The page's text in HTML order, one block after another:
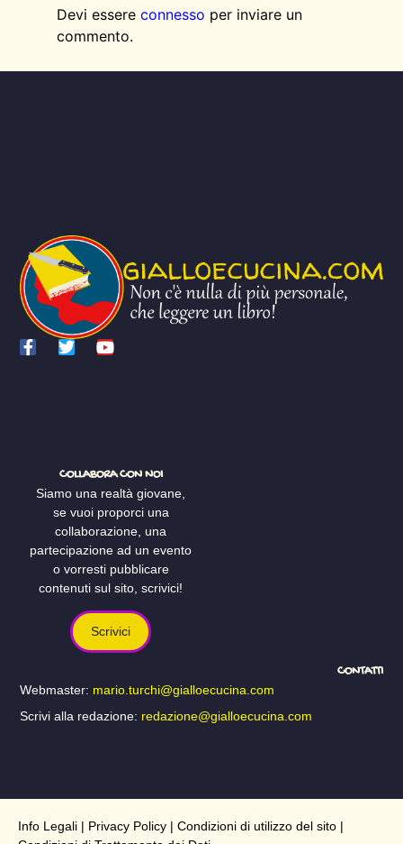
Devi essere connesso per inviare un
commento.
COLLABORA CON NOI
Siamo una realtà giovane,
se vuoi proporci una
collaborazione, una
partecipazione ad un evento
o vorresti pubblicare
contenuti sul sito, scrivici!
Scrivici
CONTATTI
Webmaster: mario.turchi@gialloecucina.com
Scrivi alla redazione: redazione@gialloecucina.com
Info Legali | Privacy Policy | Condizioni di utilizzo del sito |